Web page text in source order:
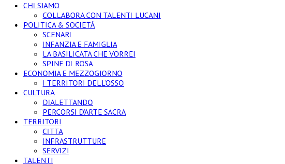
CHI SIAMO
COLLABORA CON TALENTI LUCANI
POLITICA & SOCIETÁ
SCENARI
INFANZIA E FAMIGLIA
LA BASILICATA CHE VORREI
SPINE DI ROSA
ECONOMIA E MEZZOGIORNO
I TERRITORI DELL’OSSO
CULTURA
DIALETTANDO
PERCORSI D’ARTE SACRA
TERRITORI
CITTA
INFRASTRUTTURE
SERVIZI
TALENTI